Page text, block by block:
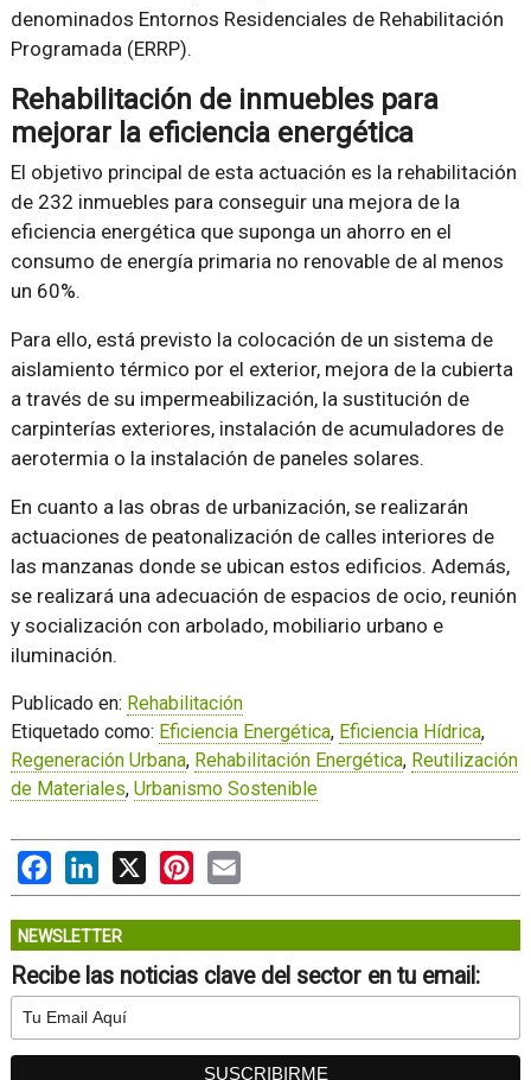
denominados Entornos Residenciales de Rehabilitación
Programada (ERRP).
Rehabilitación de inmuebles para
mejorar la eficiencia energética
El objetivo principal de esta actuación es la rehabilitación
de 232 inmuebles para conseguir una mejora de la
eficiencia energética que suponga un ahorro en el
consumo de energía primaria no renovable de al menos
un 60%.
Para ello, está previsto la colocación de un sistema de
aislamiento térmico por el exterior, mejora de la cubierta
a través de su impermeabilización, la sustitución de
carpinterías exteriores, instalación de acumuladores de
aerotermia o la instalación de paneles solares.
En cuanto a las obras de urbanización, se realizarán
actuaciones de peatonalización de calles interiores de
las manzanas donde se ubican estos edificios. Además,
se realizará una adecuación de espacios de ocio, reunión
y socialización con arbolado, mobiliario urbano e
iluminación.
Publicado en: Rehabilitación
Etiquetado como: Eficiencia Energética, Eficiencia Hídrica,
Regeneración Urbana, Rehabilitación Energética, Reutilización
de Materiales, Urbanismo Sostenible
FacebookLinkedIn
X PinterestEmail
NEWSLETTER
Recibe las noticias clave del sector en tu email: